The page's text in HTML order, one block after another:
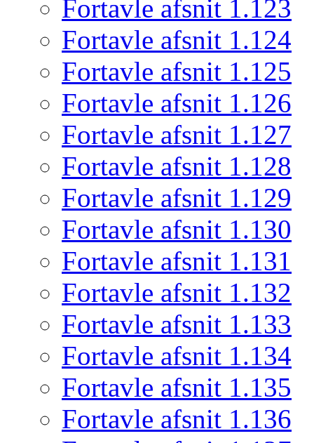
Fortavle afsnit 1.123
Fortavle afsnit 1.124
Fortavle afsnit 1.125
Fortavle afsnit 1.126
Fortavle afsnit 1.127
Fortavle afsnit 1.128
Fortavle afsnit 1.129
Fortavle afsnit 1.130
Fortavle afsnit 1.131
Fortavle afsnit 1.132
Fortavle afsnit 1.133
Fortavle afsnit 1.134
Fortavle afsnit 1.135
Fortavle afsnit 1.136